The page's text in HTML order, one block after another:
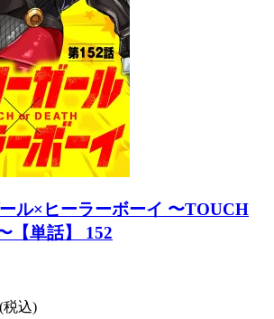
ル×ヒーラーボーイ 〜TOUCH
【単話】 152
(税込)